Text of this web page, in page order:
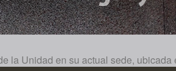
Unidad en su actual sede, ubicada